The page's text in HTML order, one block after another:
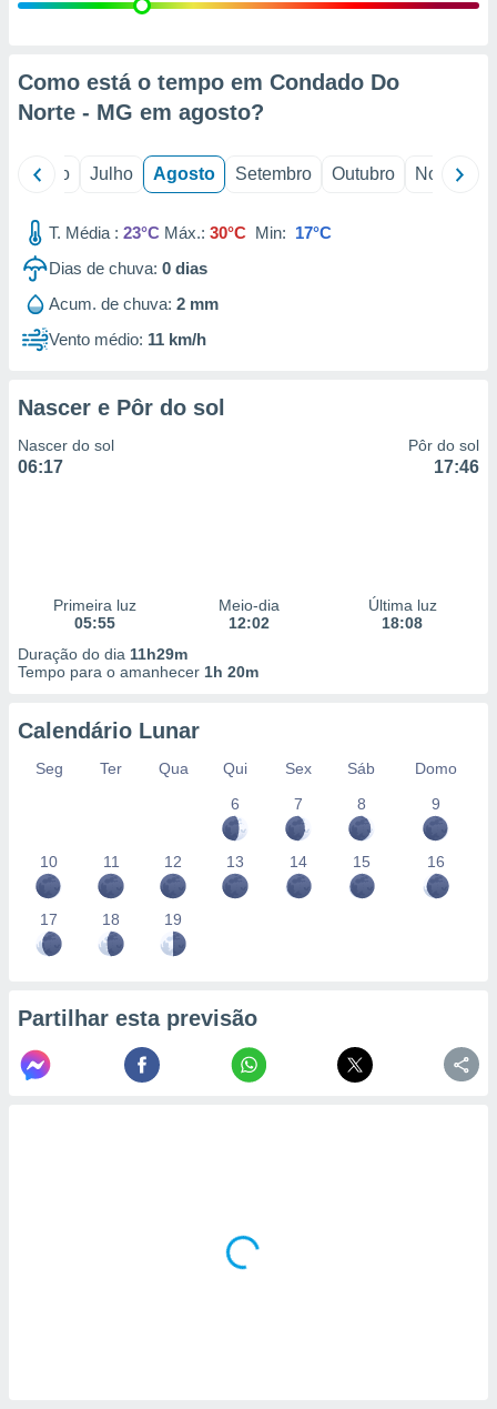
estudos
1199
Como está o tempo em Condado Do
Norte - MG em agosto?
Junho Julho Agosto Setembro Outubro Novembro
T. Média : 23°C Máx.: 30°C Min: 17°C
Dias de chuva: 0 dias
Acum. de chuva: 2 mm
Vento médio: 11 km/h
Nascer e Pôr do sol
Nascer do sol
06:17
Pôr do sol
17:46
Primeira luz
05:55
Meio-dia
12:02
Última luz
18:08
Duração do dia 11h29m
Tempo para o amanhecer 1h 20m
Calendário Lunar
Seg Ter Qua Qui Sex Sáb
Domo
6
7 8 9
10 11 12 13 14 15 16
17 18 19
Partilhar esta previsão